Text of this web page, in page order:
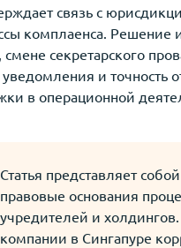
связь с
комплаенса. Решение
смене секретарского
и точность
в операционной
Статья представляет
правовые основания
учредителей и
компании в Сингапуре